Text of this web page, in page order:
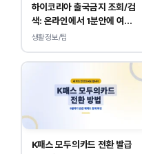
하이코리아 출국금지 조회/검
색: 온라인에서 1분안에 여부
확인 하는 방법
생활정보/팁
K패스 모두의카드 전환 발급